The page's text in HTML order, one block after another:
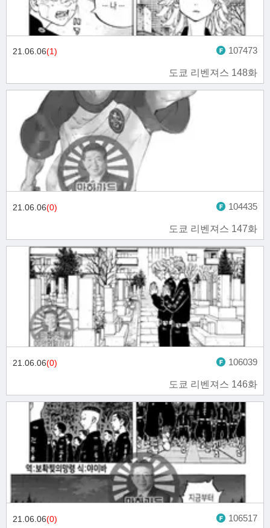
도쿄 리벤져스 148화
21.06.06(1) 107473
도쿄 리벤져스 147화
21.06.06(0) 104435
도쿄 리벤져스 146화
21.06.06(0) 106039
21.06.06(0) 106517